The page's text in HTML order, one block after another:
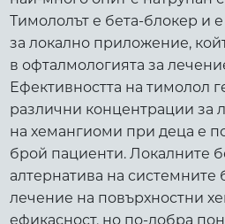
Тимололът е бета-блокер и
за локално приложение,
в офталмологията за
Ефективността на тимолол
различни концентрации за
на хемангиоми при деца е
брой пациенти. Локалните
алтернатива на системните
лечение на повърхностни
ефикасност, но по-добра